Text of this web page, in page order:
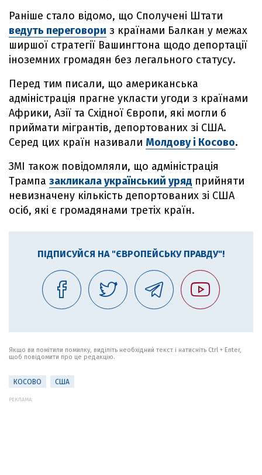
Раніше стало відомо, що Сполучені Штати
ведуть переговори з країнами Балкан у межах
ширшої стратегії Вашингтона щодо депортації
іноземних громадян без легального статусу.
Перед тим писали, що американська
адміністрація прагне укласти угоди з країнами
Африки, Азії та Східної Європи, які могли б
приймати мігрантів, депортованих зі США.
Серед цих країн називали Молдову і Косово.
ЗМІ також повідомляли, що адміністрація
Трампа закликала український уряд прийняти
невизначену кількість депортованих зі США
осіб, які є громадянами третіх країн.
ПІДПИСУЙСЯ НА "ЄВРОПЕЙСЬКУ ПРАВДУ"!
Якщо ви помітили помилку, виділіть необхідний текст і натисніть Ctrl + Enter,
щоб повідомити про це редакцію.
КОСОВО США
РЕКЛАМА: